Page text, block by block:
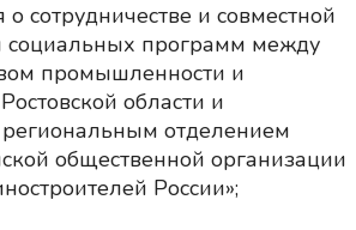
сотрудничестве и совместной
социальных программ между
промышленности и
области и
региональным отделением
общественной организации
России»;